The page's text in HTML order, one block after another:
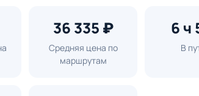
36 335 ₽
Средняя цена по
маршрутам
6 ч
В